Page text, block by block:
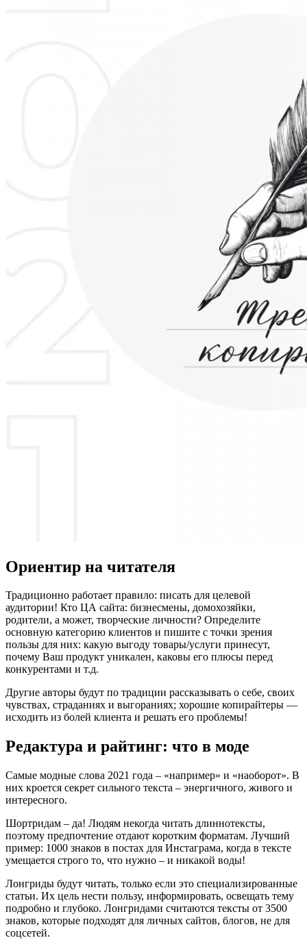
Ориентир на читателя
Традиционно работает правило: писать для целевой
аудитории! Кто ЦА сайта: бизнесмены, домохозяйки,
родители, а может, творческие личности? Определите
основную категорию клиентов и пишите с точки зрения
пользы для них: какую выгоду товары/услуги принесут,
почему Ваш продукт уникален, каковы его плюсы перед
конкурентами и т.д.
Другие авторы будут по традиции рассказывать о себе, своих
чувствах, страданиях и выгораниях; хорошие копирайтеры —
исходить из болей клиента и решать его проблемы!
Редактура и райтинг: что в моде
Самые модные слова 2021 года – «например» и «наоборот». В
них кроется секрет сильного текста – энергичного, живого и
интересного.
Шортридам – да! Людям некогда читать длиннотексты,
поэтому предпочтение отдают коротким форматам. Лучший
пример: 1000 знаков в постах для Инстаграма, когда в тексте
умещается строго то, что нужно – и никакой воды!
Лонгриды будут читать, только если это специализированные
статьи. Их цель нести пользу, информировать, освещать тему
подробно и глубоко. Лонгридами считаются тексты от 3500
знаков, которые подходят для личных сайтов, блогов, не для
соцсетей.